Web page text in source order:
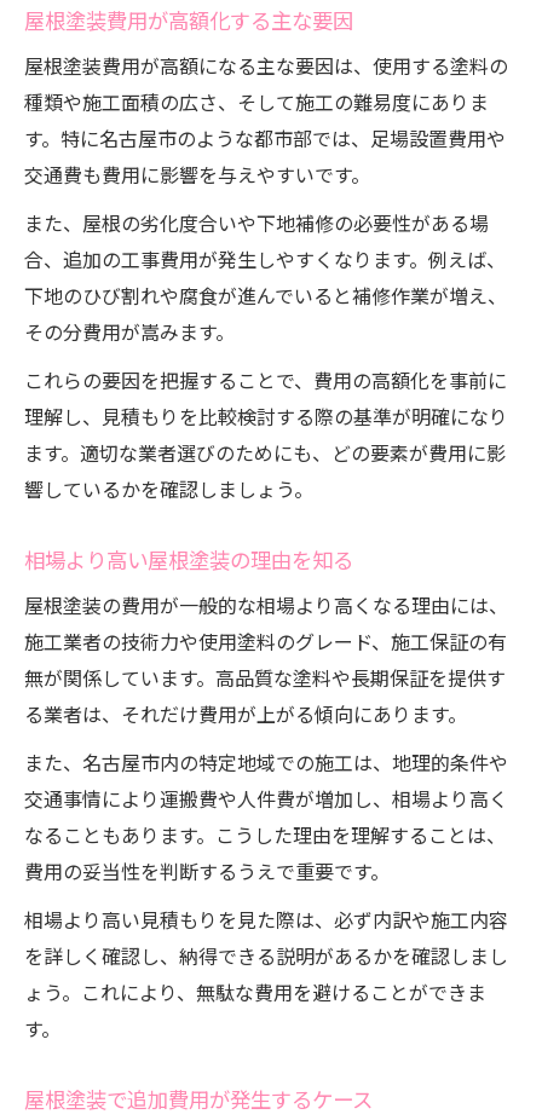
屋根塗装費用が高額化する主な要因
屋根塗装費用が高額になる主な要因は、使用する塗料の
種類や施工面積の広さ、そして施工の難易度にありま
す。特に名古屋市のような都市部では、足場設置費用や
交通費も費用に影響を与えやすいです。
また、屋根の劣化度合いや下地補修の必要性がある場
合、追加の工事費用が発生しやすくなります。例えば、
下地のひび割れや腐食が進んでいると補修作業が増え、
その分費用が嵩みます。
これらの要因を把握することで、費用の高額化を事前に
理解し、見積もりを比較検討する際の基準が明確になり
ます。適切な業者選びのためにも、どの要素が費用に影
響しているかを確認しましょう。
相場より高い屋根塗装の理由を知る
屋根塗装の費用が一般的な相場より高くなる理由には、
施工業者の技術力や使用塗料のグレード、施工保証の有
無が関係しています。高品質な塗料や長期保証を提供す
る業者は、それだけ費用が上がる傾向にあります。
また、名古屋市内の特定地域での施工は、地理的条件や
交通事情により運搬費や人件費が増加し、相場より高く
なることもあります。こうした理由を理解することは、
費用の妥当性を判断するうえで重要です。
相場より高い見積もりを見た際は、必ず内訳や施工内容
を詳しく確認し、納得できる説明があるかを確認しまし
ょう。これにより、無駄な費用を避けることができま
す。
屋根塗装で追加費用が発生するケース